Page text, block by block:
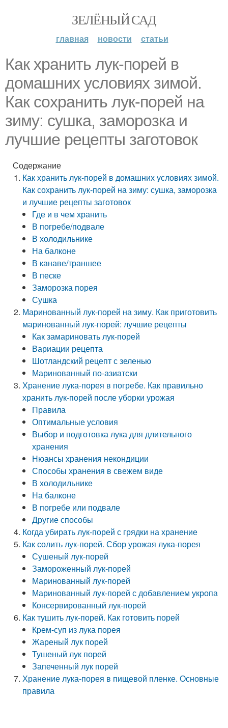
ЗЕЛЁНЫЙ САД
главная новости статьи
Как хранить лук-порей в
домашних условиях зимой.
Как сохранить лук-порей на
зиму: сушка, заморозка и
лучшие рецепты заготовок
Содержание
Как хранить лук-порей в домашних условиях зимой.
Как сохранить лук-порей на зиму: сушка, заморозка
и лучшие рецепты заготовок
Где и в чем хранить
В погребе/подвале
В холодильнике
На балконе
В канаве/траншее
В песке
Заморозка порея
Сушка
Маринованный лук-порей на зиму. Как приготовить
маринованный лук-порей: лучшие рецепты
Как замариновать лук-порей
Вариации рецепта
Шотландский рецепт с зеленью
Маринованный по-азиатски
Хранение лука-порея в погребе. Как правильно
хранить лук-порей после уборки урожая
Правила
Оптимальные условия
Выбор и подготовка лука для длительного
хранения
Нюансы хранения некондиции
Способы хранения в свежем виде
В холодильнике
На балконе
В погребе или подвале
Другие способы
Когда убирать лук-порей с грядки на хранение
Как солить лук-порей. Сбор урожая лука-порея
Сушеный лук-порей
Замороженный лук-порей
Маринованный лук-порей
Маринованный лук-порей с добавлением укропа
Консервированный лук-порей
Как тушить лук-порей. Как готовить порей
Крем-суп из лука порея
Жареный лук порей
Тушеный лук порей
Запеченный лук порей
Хранение лука-порея в пищевой пленке. Основные
правила